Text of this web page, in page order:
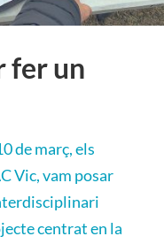
fer un
de març, els
Vic, vam posar
centrat en la